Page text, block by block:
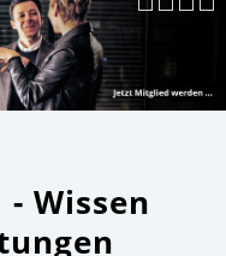
Wissen